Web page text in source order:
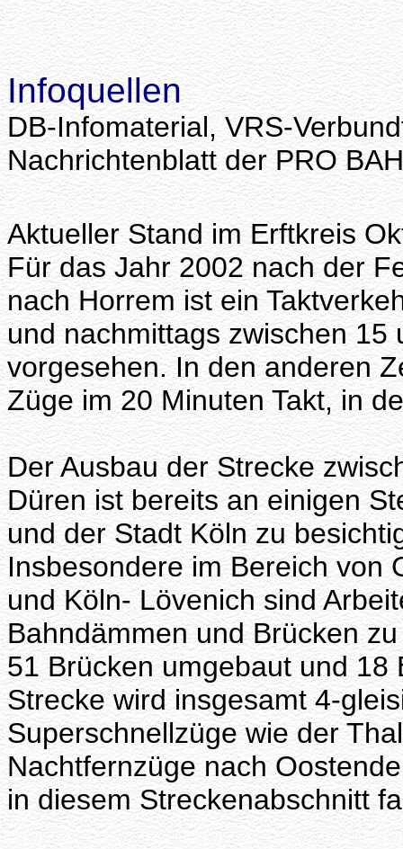
Infoquellen
DB-Infomaterial, VRS-
Nachrichtenblatt der PRO
Aktueller Stand im Erftkreis
Für das Jahr 2002 nach der
nach Horrem ist ein
und nachmittags zwischen
vorgesehen. In den anderen
Züge im 20 Minuten Takt, in
Der Ausbau der Strecke
Düren ist bereits an einigen
und der Stadt Köln zu
Insbesondere im Bereich von
und Köln- Lövenich sind
Bahndämmen und Brücken
51 Brücken umgebaut und
Strecke wird insgesamt 4-
Superschnellzüge wie der
Nachtfernzüge nach
in diesem Streckenabschnitt